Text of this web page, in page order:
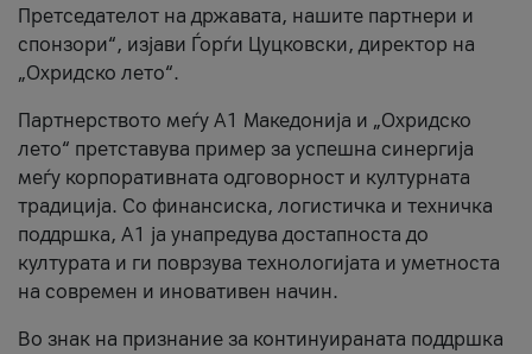
Претседателот на државата, нашите партнери и
спонзори“, изјави Ѓорѓи Цуцковски, директор на
„Охридско лето“.
Партнерството меѓу A1 Македонија и „Охридско
лето“ претставува пример за успешна синергија
меѓу корпоративната одговорност и културната
традиција. Со финансиска, логистичка и техничка
поддршка, A1 ја унапредува достапноста до
културата и ги поврзува технологијата и уметноста
на современ и иновативен начин.
Во знак на признание за континуираната поддршка